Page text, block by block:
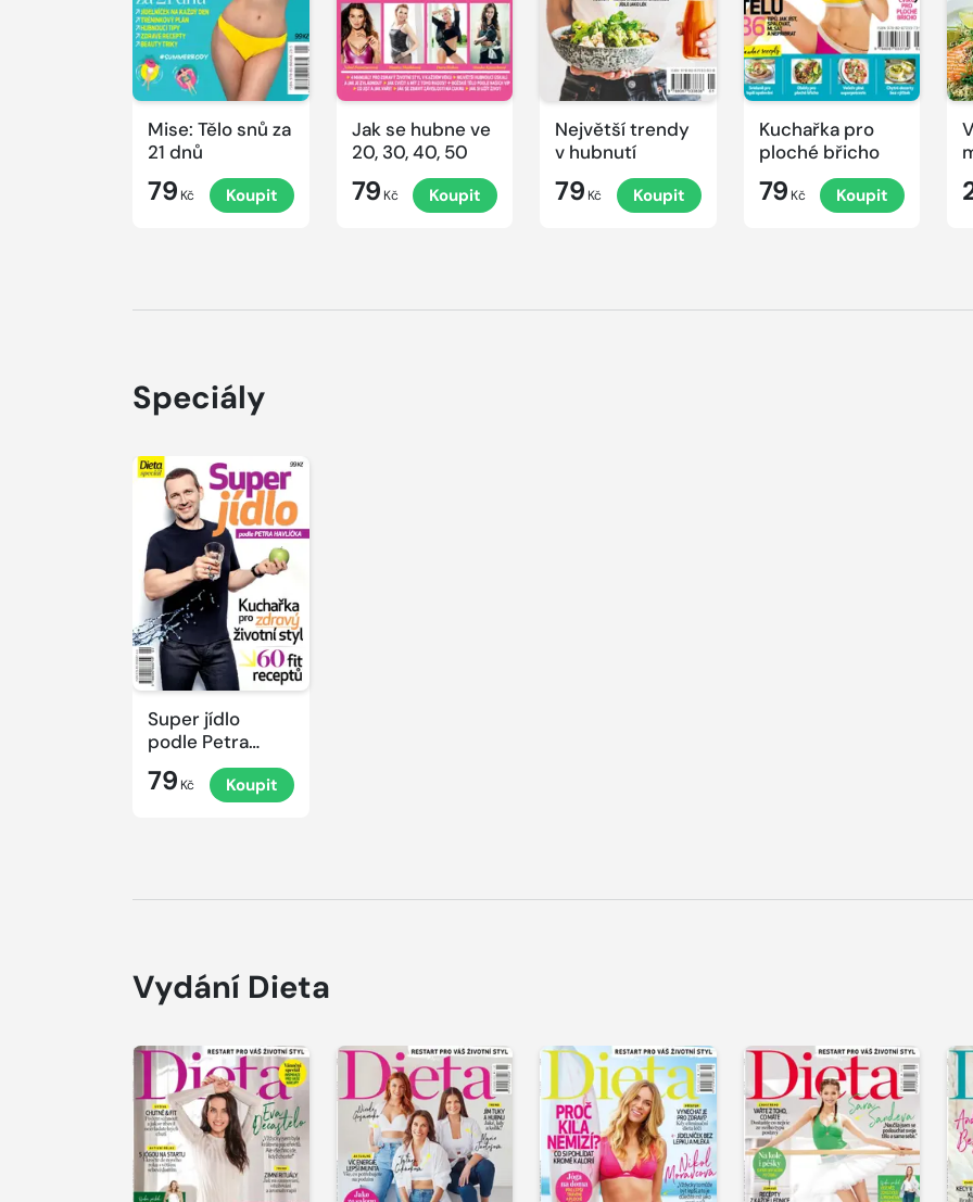
Mise: Tělo snů za
21 dnů
79 Kč Koupit
Jak se hubne ve
20, 30, 40, 50
79 Kč Koupit
Největší trendy
v hubnutí
79 Kč Koupit
Kuchařka pro
ploché břicho
79 Kč Koupit
Speciály
Super jídlo
podle Petra
Havlíčka
79 Kč Koupit
Vydání Dieta